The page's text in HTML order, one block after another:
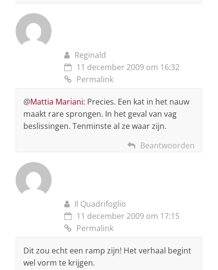
Reginald
11 december 2009 om 16:32
Permalink
@Mattia Mariani: Precies. Een kat in het nauw
maakt rare sprongen. In het geval van vag
beslissingen. Tenminste al ze waar zijn.
Beantwoorden
Il Quadrifoglio
11 december 2009 om 17:15
Permalink
Dit zou echt een ramp zijn! Het verhaal begint
wel vorm te krijgen.